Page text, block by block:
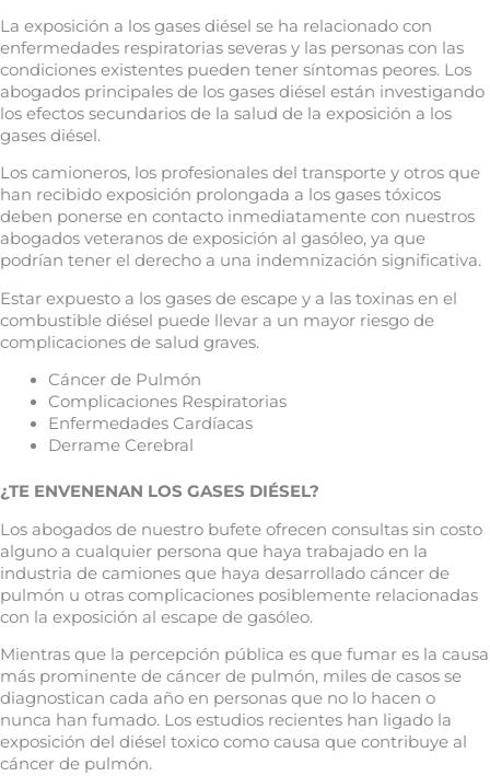
La exposición a los gases diésel se ha relacionado con
enfermedades respiratorias severas y las personas con las
condiciones existentes pueden tener síntomas peores. Los
abogados principales de los gases diésel están investigando
los efectos secundarios de la salud de la exposición a los
gases diésel.
Los camioneros, los profesionales del transporte y otros que
han recibido exposición prolongada a los gases tóxicos
deben ponerse en contacto inmediatamente con nuestros
abogados veteranos de exposición al gasóleo, ya que
podrían tener el derecho a una indemnización significativa.
Estar expuesto a los gases de escape y a las toxinas en el
combustible diésel puede llevar a un mayor riesgo de
complicaciones de salud graves.
Cáncer de Pulmón
Complicaciones Respiratorias
Enfermedades Cardíacas
Derrame Cerebral
¿TE ENVENENAN LOS GASES DIÉSEL?
Los abogados de nuestro bufete ofrecen consultas sin costo
alguno a cualquier persona que haya trabajado en la
industria de camiones que haya desarrollado cáncer de
pulmón u otras complicaciones posiblemente relacionadas
con la exposición al escape de gasóleo.
Mientras que la percepción pública es que fumar es la causa
más prominente de cáncer de pulmón, miles de casos se
diagnostican cada año en personas que no lo hacen o
nunca han fumado. Los estudios recientes han ligado la
exposición del diésel toxico como causa que contribuye al
cáncer de pulmón.